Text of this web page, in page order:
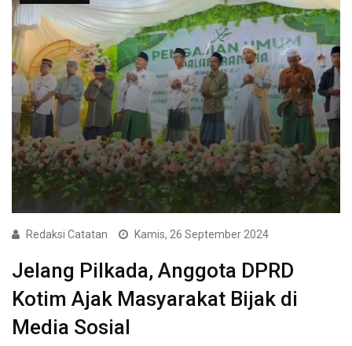
Redaksi Catatan Kamis, 26 September 2024
Jelang Pilkada, Anggota DPRD
Kotim Ajak Masyarakat Bijak di
Media Sosial